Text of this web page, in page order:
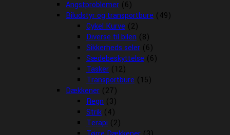
Angstproblemer (6)
Biludstyr og transportbure (49)
Cykel Kurve (2)
Diverse til bilen (8)
Sikkerheds seler (6)
Sædebeskyttelse (6)
Tasker (12)
Transportbure (15)
Dækkener (27)
Regn (3)
Strik (4)
Terapi (2)